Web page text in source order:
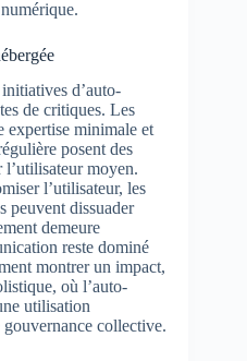
d’auto-
de critiques. Les
expertise minimale et
posent des
l’utilisateur moyen.
l’utilisateur, les
peuvent dissuader
demeure
reste dominé
montrer un impact,
où l’auto-
utilisation
collective.